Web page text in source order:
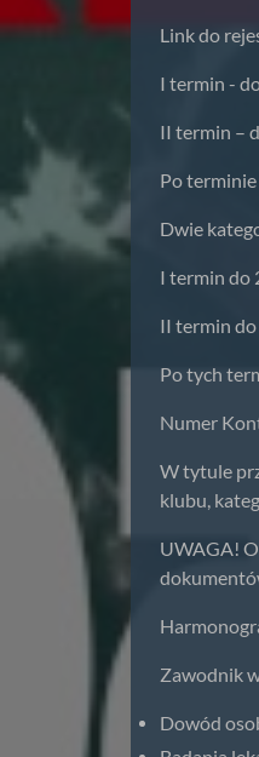
Link do
I termin -
II termin –
Po terminie
Dwie
I termin do
II termin do
Po tych
Numer
W tytule
klubu,
UWAGA!
Zawodnik
Dowód